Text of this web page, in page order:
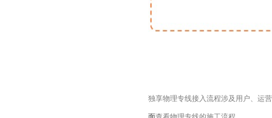
独享物理专线接入流程涉及用户、运